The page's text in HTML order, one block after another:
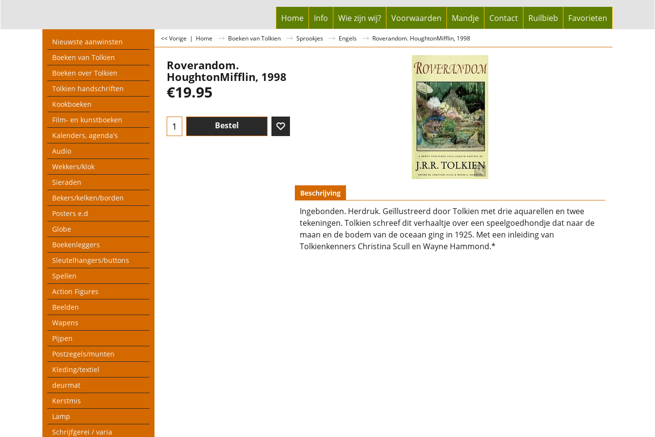
Home Info Wie zijn wij? Voorwaarden Mandje Contact Ruilbieb Favorieten
Nieuwste aanwinsten
Boeken van Tolkien
Boeken over Tolkien
Tolkien handschriften
Kookboeken
Film- en kunstboeken
Kalenders, agenda's
Audio
Wekkers/klok
Sieraden
Bekers/kelken/borden
Posters e.d
Globe
Boekenleggers
Sleutelhangers/buttons
Spellen
Action Figures
Beelden
Wapens
Pijpen
Postzegels/munten
Kleding/textiel
deurmat
Kerstmis
Lamp
Schrijfgerei / varia
<< Vorige | Home Boeken van Tolkien Sprookjes Engels Roverandom. HoughtonMifflin, 1998
Roverandom.
HoughtonMifflin, 1998
€19.95
Bestel
Beschrijving
Ingebonden. Herdruk. Geïllustreerd door Tolkien met drie aquarellen en twee
tekeningen. Tolkien schreef dit verhaaltje over een speelgoedhondje dat naar de
maan en de bodem van de oceaan ging in 1925. Met een inleiding van
Tolkienkenners Christina Scull en Wayne Hammond.*